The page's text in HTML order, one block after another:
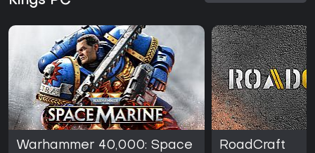
Warhammer 40,000: Space
RoadCraft